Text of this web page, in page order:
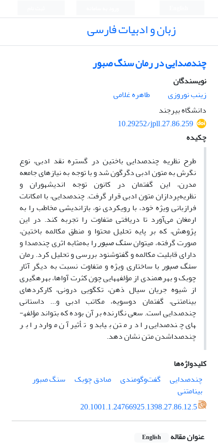
زبان و ادبیات فارسی
چندصدایی در رمان سنگ صبور
نویسندگان
زینب نوروزی
طاهره غلامی
دانشگاه بیرجند
10.29252/jpll.27.86.259
چکیده
طرح نظریه چندصدایی باختین در گستره نقد ادبی، نوع
نگرش به متون ادبی دگرگون شد و با توجه به نیازهای جامعه
مدرن، این گفتمان در کانون توجه اندیشه­وران و
نظریه‌پردازان متون ادبی قرار گرفت. چندصدایی، با امکانات
فرازبانی ویژه خود، با رویکردی نو، بازاندیشی مخاطب را به
ارمغان می‌آورد تا دریافتی متفاوت را تجربه کند. در این
پژوهش، که بر پایه تحلیلمحتواو منطق مکالمه باختین،
صورت گرفته، می­توانسنگ صبوررا به‌مثابه اثری چندصدا و
دارای قابلیت مکالمه و گفت­وشنود بررسی و تحلیل کرد. رمان
سنگ صبوربا ساختاری ویژه و متفاوت نسبت به دیگر آثار
چوبک و بهره­مندی از مؤلفه­هایی چون کثرت آواها، بهره­گیری
از شیوه جریان سیال ذهن، تک­گویی درونی، کارکردهای
بینامتنی، گفتمان دوسویه، مکاتب ادبی و... داستانی
چندصدایی است. سعی نگارنده بر آن بوده که بتواند مؤلفه­
های چندصدایی را در متن بیابد و تأثیر آن موارد را بر
چندصداشدن متن نشان دهد.
کلیدواژه‌ها
چندصدایی
گفت‌وگومندی صادق چوبک
سنگ صبور
بینامتنی
20.1001.1.24766925.1398.27.86.12.5
عنوان مقاله English